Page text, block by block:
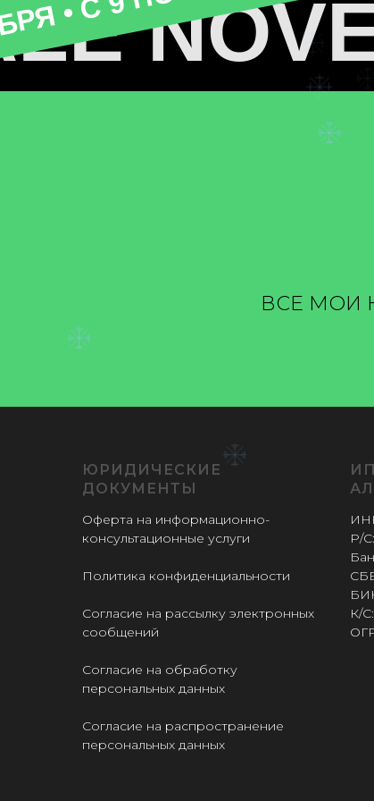
ВСЕ МОИ
ЮРИДИЧЕСКИЕ
ДОКУМЕНТЫ
Оферта на информационно-
консультационные услуги
Политика конфиденциальности
Согласие на рассылку электронных
сообщений
Согласие на обработку
персональных данных
Согласие на распространение
персональных данных
Р/
К/